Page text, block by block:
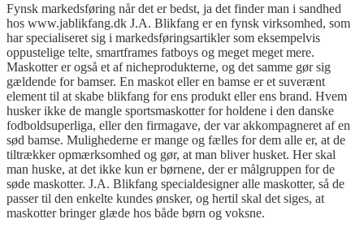
Fynsk markedsføring når det er bedst, ja det finder man i sandhed
hos www.jablikfang.dk J.A. Blikfang er en fynsk virksomhed, som
har specialiseret sig i markedsføringsartikler som eksempelvis
oppustelige telte, smartframes fatboys og meget meget mere.
Maskotter er også et af nicheprodukterne, og det samme gør sig
gældende for bamser. En maskot eller en bamse er et suverænt
element til at skabe blikfang for ens produkt eller ens brand. Hvem
husker ikke de mangle sportsmaskotter for holdene i den danske
fodboldsuperliga, eller den firmagave, der var akkompagneret af en
sød bamse. Mulighederne er mange og fælles for dem alle er, at de
tiltrækker opmærksomhed og gør, at man bliver husket. Her skal
man huske, at det ikke kun er børnene, der er målgruppen for de
søde maskotter. J.A. Blikfang specialdesigner alle maskotter, så de
passer til den enkelte kundes ønsker, og hertil skal det siges, at
maskotter bringer glæde hos både børn og voksne.